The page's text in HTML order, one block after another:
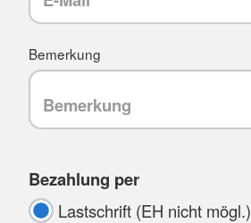
Bemerkung
Bezahlung per
Lastschrift (EH nicht mögl.)